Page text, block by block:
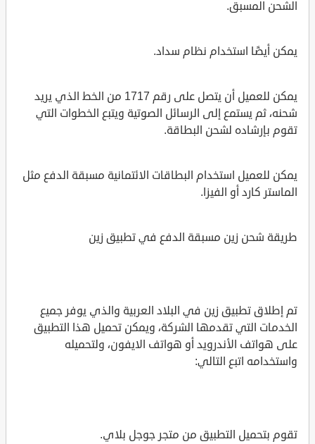
الشحن المسبق.
يمكن أيضًا استخدام نظام سداد.
يمكن للعميل أن يتصل على رقم 1717 من الخط الذي يريد
شحنه، ثم يستمع إلى الرسائل الصوتية ويتبع الخطوات التي
تقوم بإرشاده لشحن البطاقة.
يمكن للعميل استخدام البطاقات الائتمانية مسبقة الدفع مثل
الماستر كارد أو الفيزا.
طريقة شحن زين مسبقة الدفع في تطبيق زين
تم إطلاق تطبيق زين في البلاد العربية والذي يوفر جميع
الخدمات التي تقدمها الشركة، ويمكن تحميل هذا التطبيق
على هواتف الأندرويد أو هواتف الايفون، ولتحميله
واستخدامه اتبع التالي:
تقوم بتحميل التطبيق من متجر جوجل بلاي.